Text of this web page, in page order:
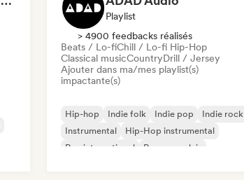
Playlist
> 4900 feedbacks réalisés
Beats / Lo-fiChill / Lo-fi Hip-Hop
Classical musicCountryDrill / Jersey
Ajouter dans ma/mes playlist(s)
impactante(s)
Hip-hop Indie folk Indie pop
Indie rock
Instrumental
Hip-Hop instrumental
Rap international
Rap en anglais